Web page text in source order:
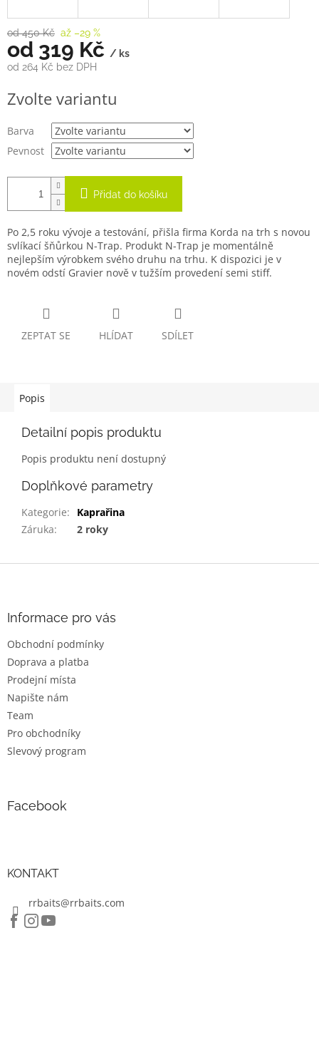
od 450 Kč až –29 %
od 319 Kč / ks
od 264 Kč bez DPH
cena:
Zvolte variantu
Barva
Pevnost
Přidat do košíku
Po 2,5 roku vývoje a testování, přišla firma Korda na trh s novou
svlíkací šňůrkou N-Trap. Produkt N-Trap je momentálně
nejlepším výrobkem svého druhu na trhu. K dispozici je v
novém odstí Gravier nově v tužším provedení semi stiff.
ZEPTAT SE HLÍDAT SDÍLET
Popis
Detailní popis produktu
Popis produktu není dostupný
Doplňkové parametry
Kategorie:
Kaprařina
Záruka: 2 roky
Informace pro vás
Obchodní podmínky
Doprava a platba
Prodejní místa
Napište nám
Team
Pro obchodníky
Slevový program
Facebook
KONTAKT
rrbaits@rrbaits.com